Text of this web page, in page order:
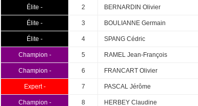
Élite - 2 BERNARDIN Olivier
Élite - 3 BOULIANNE Germain
Élite - 4 SPANG Cédric
Champion - 5 RAMEL Jean-François
Champion - 6 FRANCART Olivier
Expert - 7 PASCAL Jérôme
Champion - 8 HERBEY Claudine